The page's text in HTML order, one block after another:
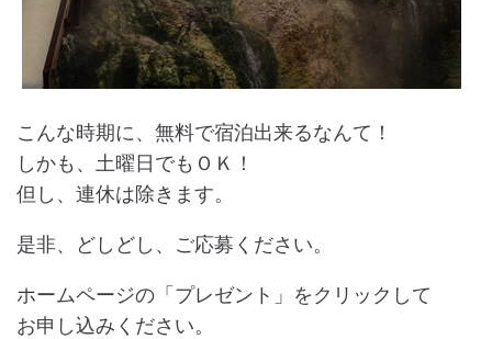
こんな時期に、無料で宿泊出来るなんて！
しかも、土曜日でもＯＫ！
但し、連休は除きます。
是非、どしどし、ご応募ください。
ホームページの「プレゼント」をクリックして
お申し込みください。